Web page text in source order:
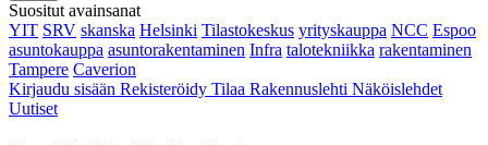
Suositut avainsanat
YIT SRV skanska Helsinki Tilastokeskus yrityskauppa NCC Espoo
asuntokauppa asuntorakentaminen Infra talotekniikka rakentaminen
Tampere Caverion
Kirjaudu sisään Rekisteröidy Tilaa Rakennuslehti Näköislehdet
Uutiset